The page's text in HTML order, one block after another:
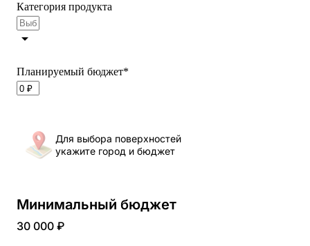
Категория продукта
Планируемый бюджет*
Для выбора поверхностей
укажите город и бюджет
Минимальный бюджет
30 000 ₽